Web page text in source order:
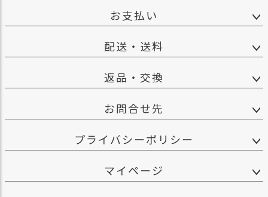
お支払い
配送・送料
返品・交換
お問合せ先
プライバシーポリシー
マイページ